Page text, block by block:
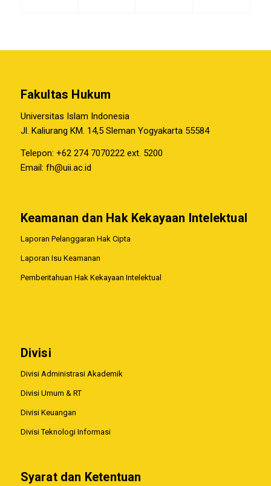
Fakultas Hukum
Universitas Islam Indonesia
Jl. Kaliurang KM. 14,5 Sleman Yogyakarta 55584
Telepon: +62 274 7070222 ext. 5200
Email: fh@uii.ac.id
Keamanan dan Hak Kekayaan Intelektual
Laporan Pelanggaran Hak Cipta
Laporan Isu Keamanan
Pemberitahuan Hak Kekayaan Intelektual
Divisi
Divisi Administrasi Akademik
Divisi Umum & RT
Divisi Keuangan
Divisi Teknologi Informasi
Syarat dan Ketentuan